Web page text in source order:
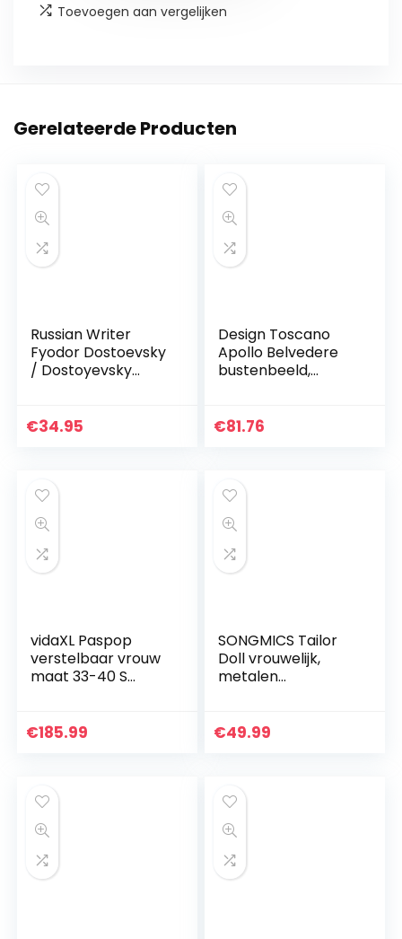
Toevoegen aan vergelijken
Gerelateerde Producten
Russian Writer
Fyodor Dostoevsky
/ Dostoyevsky
Sculptuur 14 cm wit
€34.95
Design Toscano
Apollo Belvedere
bustenbeeld,
€81.76
vidaXL Paspop
verstelbaar vrouw
maat 33-40 S
€185.99
SONGMICS Tailor
Doll vrouwelijk,
metalen
kleermakersborst,
€49.99